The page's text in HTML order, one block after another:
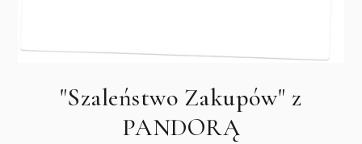
"Szaleństwo Zakupów" z
PANDORĄ